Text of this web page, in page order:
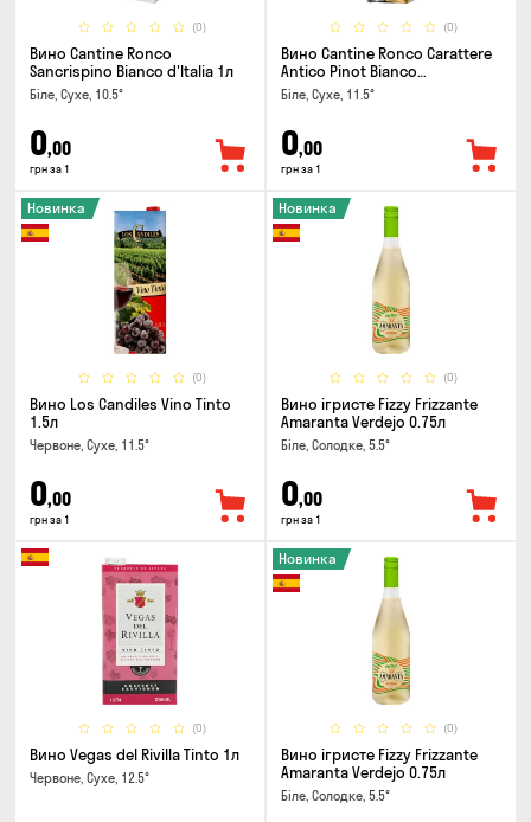
(0)
Вино Cantine Ronco
Sancrispino Bianco d'Italia 1л
Біле, Сухе, 10.5°
0,00
грн за 1
(0)
Вино Cantine Ronco Carattere
Antico Pinot Bianco
Chardonnay Rubicone IGT 1л
Біле, Сухе, 11.5°
0,00
грн за 1
(0)
Новинка
Вино Los Candiles Vino Tinto
1.5л
Червоне, Сухе, 11.5°
0,00
грн за 1
(0)
Новинка
Вино ігристе Fizzy Frizzante
Amaranta Verdejo 0.75л
Біле, Солодке, 5.5°
0,00
грн за 1
(0)
Вино Vegas del Rivilla Tinto 1л
Червоне, Сухе, 12.5°
(0)
Новинка
Вино ігристе Fizzy Frizzante
Amaranta Verdejo 0.75л
Біле, Солодке, 5.5°